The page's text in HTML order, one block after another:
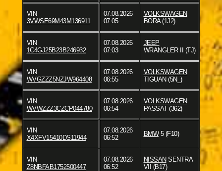
VIN
3VWSE69M43M136911
07.08.2026
07:05
VOLKSWAGEN
BORA (1J2)
VIN
1C4GJ25B23B246932
07.08.2026
07:03
JEEP
WRANGLER II (TJ)
VIN
WVGZZZ5NZJW964408
07.08.2026
06:55
VOLKSWAGEN
TIGUAN (5N_)
VIN
WVWZZZ3CZCP044780
07.08.2026
06:54
VOLKSWAGEN
PASSAT (362)
VIN
X4XFV15410DS11944
07.08.2026
06:52
BMW5 (F10)
VIN
Z8NBFAB1752500447
07.08.2026
06:52
NISSAN SENTRA
VII (B17)